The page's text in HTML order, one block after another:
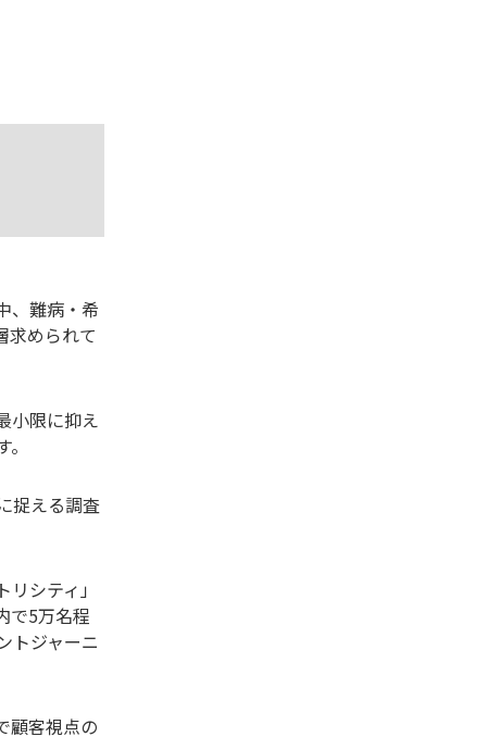
、難病・希
求められて
小限に抑え
捉える調査
シティ」
で5万名程
トジャーニ
顧客視点の